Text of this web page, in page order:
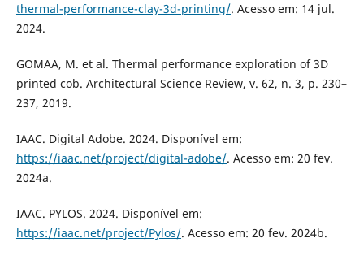
thermal-performance-clay-3d-printing/. Acesso em: 14 jul.
2024.
GOMAA, M. et al. Thermal performance exploration of 3D
printed cob. Architectural Science Review, v. 62, n. 3, p. 230–
237, 2019.
IAAC. Digital Adobe. 2024. Disponível em:
https://iaac.net/project/digital-adobe/. Acesso em: 20 fev.
2024a.
IAAC. PYLOS. 2024. Disponível em:
https://iaac.net/project/Pylos/. Acesso em: 20 fev. 2024b.